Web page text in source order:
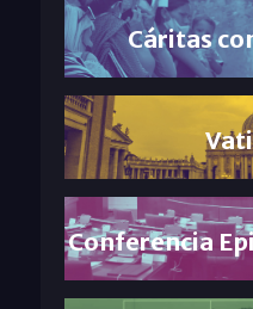
Cáritas
Conferencia